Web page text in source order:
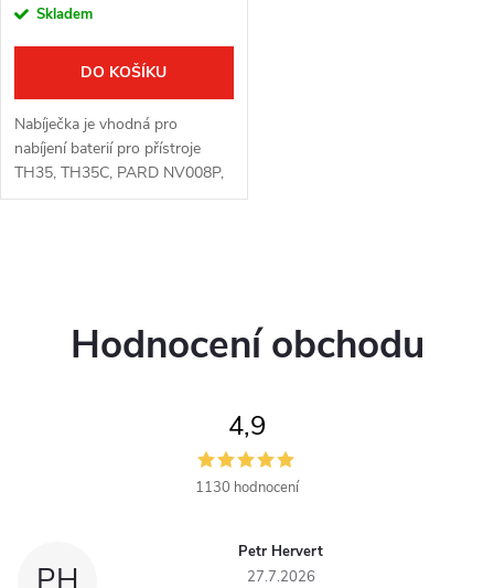
cena:Skladem
DO KOŠÍKU
Nabíječka je vhodná pro
nabíjení baterií pro přístroje
TH35, TH35C, PARD NV008P,
PARD NV007A, PARD NV019
Hodnocení obchodu
4,9
1130 hodnocení
Petr Hervert
27.7.2026